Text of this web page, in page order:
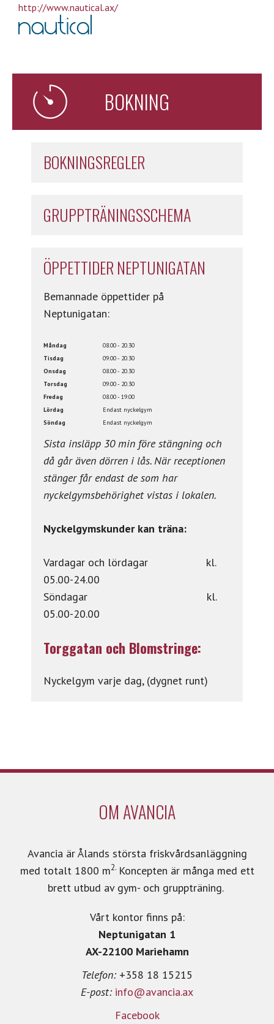
http://www.nautical.ax/
BOKNING
BOKNINGSREGLER
GRUPPTRÄNINGSSCHEMA
ÖPPETTIDER NEPTUNIGATAN
Bemannade öppettider på
Neptunigatan:
Måndag
08.00 - 20.30
Tisdag
09.00 - 20.30
Onsdag
08.00 - 20.30
Torsdag
09.00 - 20.30
Fredag
08.00 - 19.00
Lördag
Endast nyckelgym
Söndag
Endast nyckelgym
Sista insläpp 30 min före stängning och
då går även dörren i lås. När receptionen
stänger får endast de som har
nyckelgymsbehörighet vistas i lokalen.
Nyckelgymskunder kan träna:
Vardagar och lördagar kl.
05.00-24.00
Söndagar kl.
05.00-20.00
Torggatan och Blomstringe:
Nyckelgym varje dag, (dygnet runt)
OM AVANCIA
Avancia är Ålands största friskvårdsanläggning
med totalt 1800 m2. Koncepten är många med ett
brett utbud av gym- och gruppträning.
Vårt kontor finns på:
Neptunigatan 1
AX-22100 Mariehamn
Telefon: +358 18 15215
E-post: info@avancia.ax
Facebook